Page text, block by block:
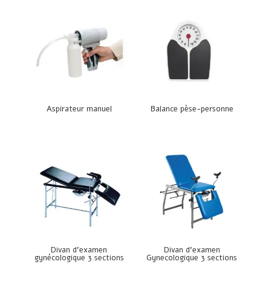
Aspirateur manuel Balance pèse-personne
Divan d’examen
gynécologique 3 sections
Divan d’examen
Gynecologique 3 sections